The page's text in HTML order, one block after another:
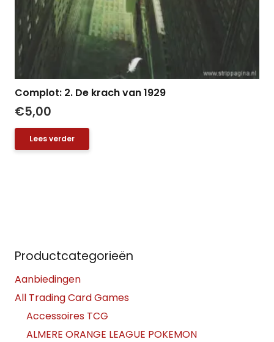
Complot: 2. De krach van 1929
€5,00
Lees verder
Productcategorieën
Aanbiedingen
All Trading Card Games
Accessoires TCG
ALMERE ORANGE LEAGUE POKEMON